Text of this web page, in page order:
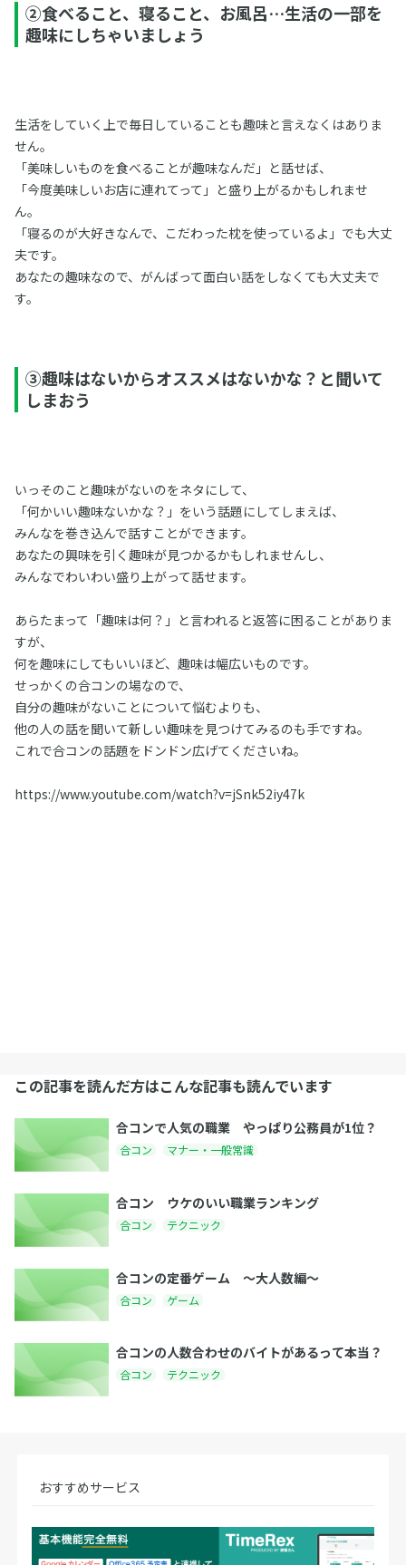
②食べること、寝ること、お風呂…生活の一部を
趣味にしちゃいましょう
生活をしていく上で毎日していることも趣味と言えなくはありま
せん。
「美味しいものを食べることが趣味なんだ」と話せば、
「今度美味しいお店に連れてって」と盛り上がるかもしれませ
ん。
「寝るのが大好きなんで、こだわった枕を使っているよ」でも大丈
夫です。
あなたの趣味なので、がんばって面白い話をしなくても大丈夫で
す。
③趣味はないからオススメはないかな？と聞いて
しまおう
いっそのこと趣味がないのをネタにして、
「何かいい趣味ないかな？」をいう話題にしてしまえば、
みんなを巻き込んで話すことができます。
あなたの興味を引く趣味が見つかるかもしれませんし、
みんなでわいわい盛り上がって話せます。
あらたまって「趣味は何？」と言われると返答に困ることがありま
すが、
何を趣味にしてもいいほど、趣味は幅広いものです。
せっかくの合コンの場なので、
自分の趣味がないことについて悩むよりも、
他の人の話を聞いて新しい趣味を見つけてみるのも手ですね。
これで合コンの話題をドンドン広げてくださいね。
https://www.youtube.com/watch?v=jSnk52iy47k
この記事を読んだ方はこんな記事も読んでいます
合コンで人気の職業 やっぱり公務員が1位？
合コン マナー・一般常識
合コン ウケのいい職業ランキング
合コン テクニック
合コンの定番ゲーム 〜大人数編〜
合コン ゲーム
合コンの人数合わせのバイトがあるって本当？
合コン テクニック
おすすめサービス